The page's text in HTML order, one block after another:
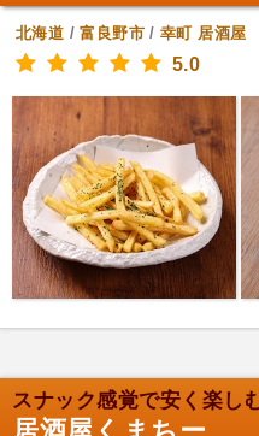
北海道 /富良野市/幸町 居酒屋
5.0
スナック感覚で安く楽し